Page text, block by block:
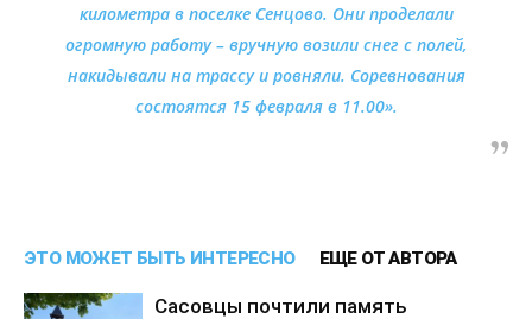
километра в поселке Сенцово. Они проделали
огромную работу – вручную возили снег с полей,
накидывали на трассу и ровняли. Соревнования
состоятся 15 февраля в 11.00».
ЭТО МОЖЕТ БЫТЬ ИНТЕРЕСНО ЕЩЕ ОТ АВТОРА
Сасовцы почтили память